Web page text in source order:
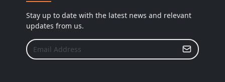
Stay up to date with the latest news and relevant
updates from us.